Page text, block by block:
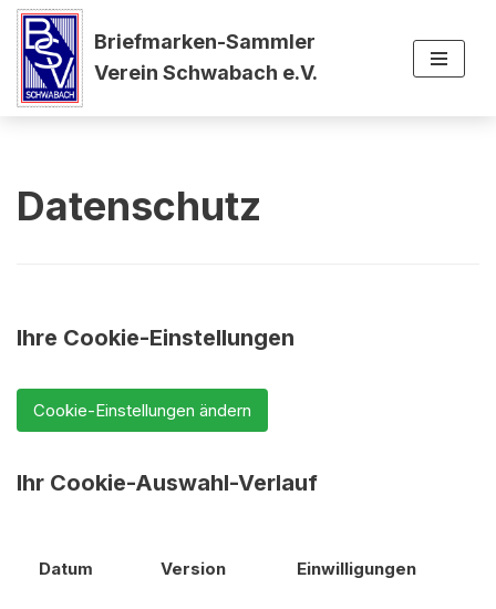
Zum
Inhalt
springen
Briefmarken-Sammler
Verein Schwabach e.V.
Datenschutz
Ihre Cookie-Einstellungen
Cookie-Einstellungen ändern
Ihr Cookie-Auswahl-Verlauf
Datum Version Einwilligungen